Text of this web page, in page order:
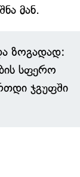
მან.
ზოგადად:
სფერო
ჯგუფში